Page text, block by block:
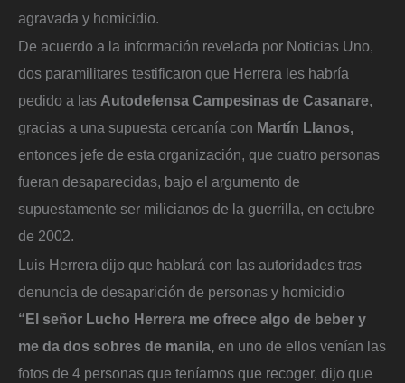
agravada y homicidio.
De acuerdo a la información revelada por Noticias Uno,
dos paramilitares testificaron que Herrera les habría
pedido a las Autodefensa Campesinas de Casanare,
gracias a una supuesta cercanía con Martín Llanos,
entonces jefe de esta organización, que cuatro personas
fueran desaparecidas, bajo el argumento de
supuestamente ser milicianos de la guerrilla, en octubre
de 2002.
Luis Herrera dijo que hablará con las autoridades tras
denuncia de desaparición de personas y homicidio
“El señor Lucho Herrera me ofrece algo de beber y
me da dos sobres de manila, en uno de ellos venían las
fotos de 4 personas que teníamos que recoger, dijo que